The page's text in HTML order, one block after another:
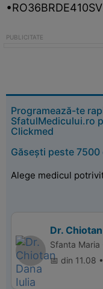
Programează-te
SfatulMedicului.ro
Clickmed
Găsești peste
Alege medicul
Dr.
Sfanta
📅 din 11.08